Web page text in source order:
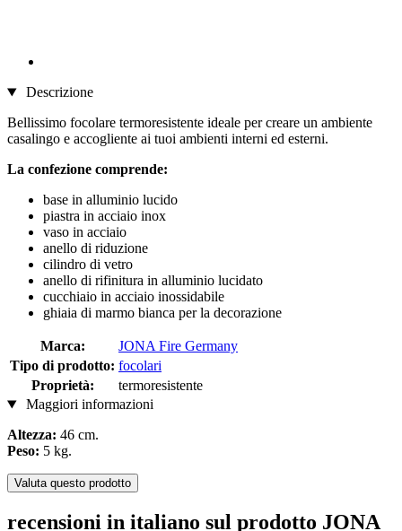
Descrizione
Bellissimo focolare termoresistente ideale per creare un ambiente
casalingo e accogliente ai tuoi ambienti interni ed esterni.
La confezione comprende:
base in alluminio lucido
piastra in acciaio inox
vaso in acciaio
anello di riduzione
cilindro di vetro
anello di rifinitura in alluminio lucidato
cucchiaio in acciaio inossidabile
ghiaia di marmo bianca per la decorazione
Marca:
JONA Fire Germany
Tipo di prodotto: focolari
Proprietà:
termoresistente
Maggiori informazioni
Altezza: 46 cm.
Peso: 5 kg.
Valuta questo prodotto
recensioni in italiano sul prodotto JONA